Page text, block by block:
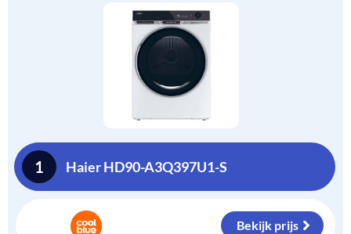
1 Haier HD90-A3Q397U1-S
Bekijk prijs